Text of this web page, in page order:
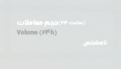
حجم معاملات (24 ساعت)
Volume (24h)
نامشخص